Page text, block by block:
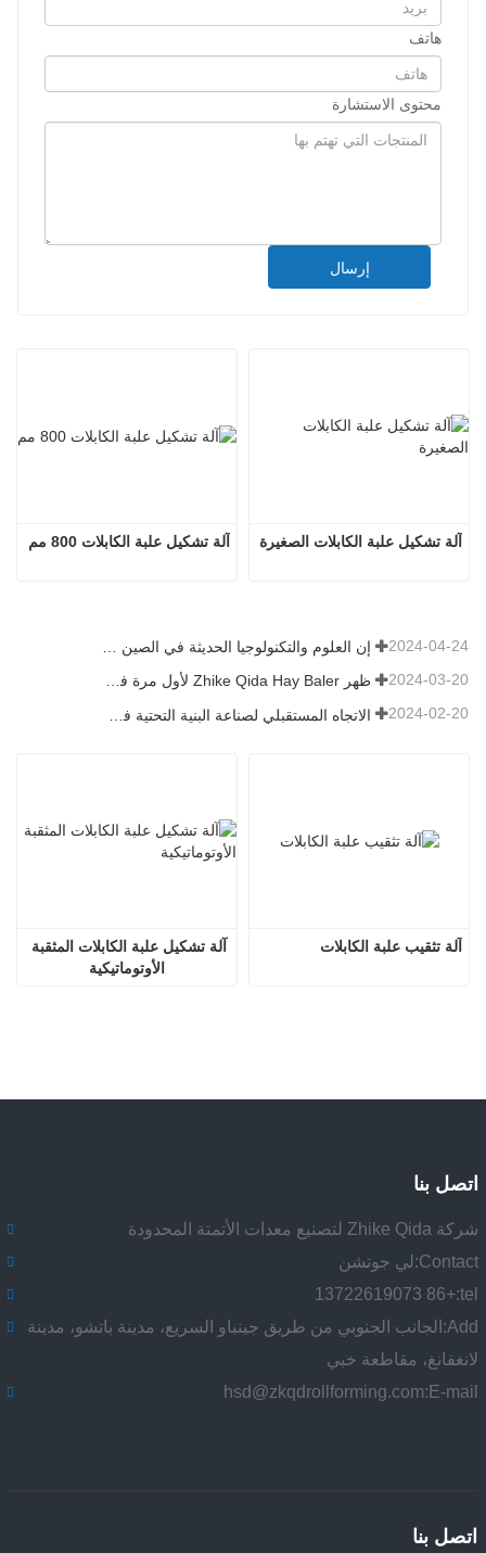
هاتف
محتوى الاستشارة
إرسال
آلة تشكيل علبة الكابلات 800 مم آلة تشكيل علبة الكابلات الصغيرة
2024-04-24
ظهر Zhike Qida Hay Baler لأول مرة في معرض هيلونغجيانغ للآلات الزراعية 2024-03-20
2024-02-20
الأوتوماتيكية
آلة تثقيب علبة الكابلات
اتصل بنا
شركة Zhike Qida لتصنيع معدات الأتمتة المحدودة
Contact: لي جوتشن
tel:
+86 13722619073
Add:
الجانب الجنوبي من طريق جينباو السريع، مدينة باتشو، مدينة
لانغفانغ، مقاطعة خبي
E-mail:
hsd@zkqdrollforming.com
اتصل بنا